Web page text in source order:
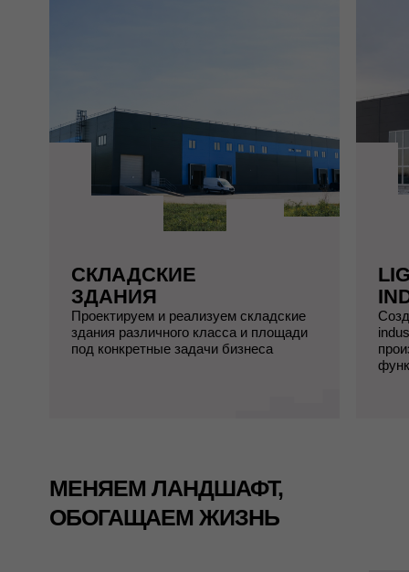
СКЛАДСКИЕ
ЗДАНИЯ
Проектируем и реализуем складские
здания различного класса и площади
под конкретные задачи бизнеса
МЕНЯЕМ ЛАНДШАФТ,
ОБОГАЩАЕМ ЖИЗНЬ